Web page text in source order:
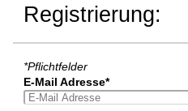
Registrierung:
*Pflichtfelder
E-Mail Adresse*